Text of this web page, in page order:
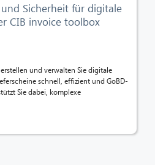
Sicherheit für digitale
CIB invoice toolbox
und verwalten Sie digitale
schnell, effizient und GoBD-
Sie dabei, komplexe